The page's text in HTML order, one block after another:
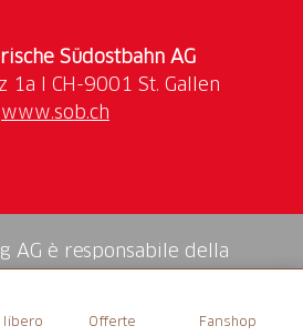
libero Offerte Fanshop
Südostbahn AG
www.sob.ch
AG è responsabile della